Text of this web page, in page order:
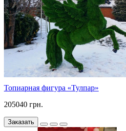
Топиарная фигура «Тулпар»
205040 грн.
Заказать